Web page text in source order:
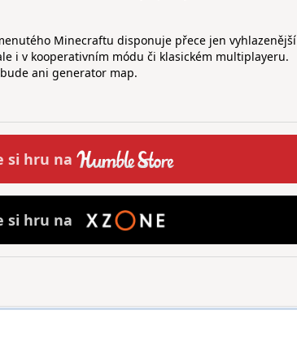
Minecraftu disponuje přece jen vyhlazenější
i v kooperativním módu či klasickém multiplayeru.
ani generator map.
si hru na
si hru na